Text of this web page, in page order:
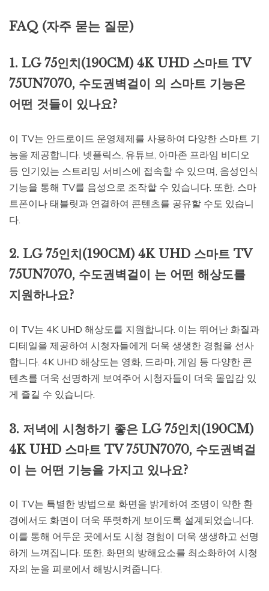
FAQ (자주 묻는 질문)
1. LG 75인치(190CM) 4K UHD 스마트 TV
75UN7070, 수도권벽걸이 의 스마트 기능은
어떤 것들이 있나요?
이 TV는 안드로이드 운영체제를 사용하여 다양한 스마트 기
능을 제공합니다. 넷플릭스, 유튜브, 아마존 프라임 비디오
등 인기있는 스트리밍 서비스에 접속할 수 있으며, 음성인식
기능을 통해 TV를 음성으로 조작할 수 있습니다. 또한, 스마
트폰이나 태블릿과 연결하여 콘텐츠를 공유할 수도 있습니
다.
2. LG 75인치(190CM) 4K UHD 스마트 TV
75UN7070, 수도권벽걸이 는 어떤 해상도를
지원하나요?
이 TV는 4K UHD 해상도를 지원합니다. 이는 뛰어난 화질과
디테일을 제공하여 시청자들에게 더욱 생생한 경험을 선사
합니다. 4K UHD 해상도는 영화, 드라마, 게임 등 다양한 콘
텐츠를 더욱 선명하게 보여주어 시청자들이 더욱 몰입감 있
게 즐길 수 있습니다.
3. 저녁에 시청하기 좋은 LG 75인치(190CM)
4K UHD 스마트 TV 75UN7070, 수도권벽걸
이 는 어떤 기능을 가지고 있나요?
이 TV는 특별한 방법으로 화면을 밝게하여 조명이 약한 환
경에서도 화면이 더욱 뚜렷하게 보이도록 설계되었습니다.
이를 통해 어두운 곳에서도 시청 경험이 더욱 생생하고 선명
하게 느껴집니다. 또한, 화면의 방해요소를 최소화하여 시청
자의 눈을 피로에서 해방시켜줍니다.